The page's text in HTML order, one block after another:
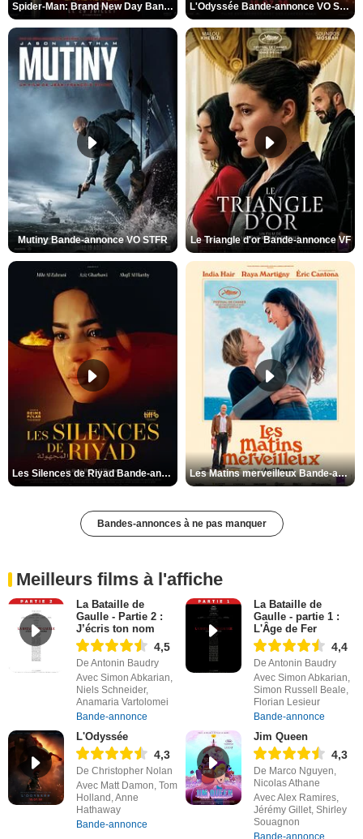
Spider-Man: Brand New Day Bande-annonce VO STFR L'Odyssée Bande-annonce VO STFR
Mutiny Bande-annonce VO STFR Le Triangle d'or Bande-annonce VF
Les Silences de Riyad Bande-annonce VO STFR Les Matins merveilleux Bande-annonce VF
Bandes-annonces à ne pas manquer
Meilleurs films à l'affiche
La Bataille de
Gaulle - Partie 2 :
J’écris ton nom
4,5
De Antonin Baudry
Avec Simon Abkarian,
Niels Schneider,
Anamaria Vartolomei
Bande-annonce
La Bataille de
Gaulle - partie 1 :
L'Âge de Fer
4,4
De Antonin Baudry
Avec Simon Abkarian,
Simon Russell Beale,
Florian Lesieur
Bande-annonce
L'Odyssée
4,3
De Christopher Nolan
Avec Matt Damon, Tom
Holland, Anne
Hathaway
Bande-annonce
Jim Queen
4,3
De Marco Nguyen,
Nicolas Athane
Avec Alex Ramires,
Jérémy Gillet, Shirley
Souagnon